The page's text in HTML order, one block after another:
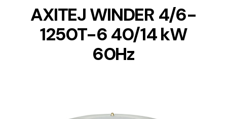
AXITEJ WINDER 4/6-
1250T-6 40/14 kW
60Hz